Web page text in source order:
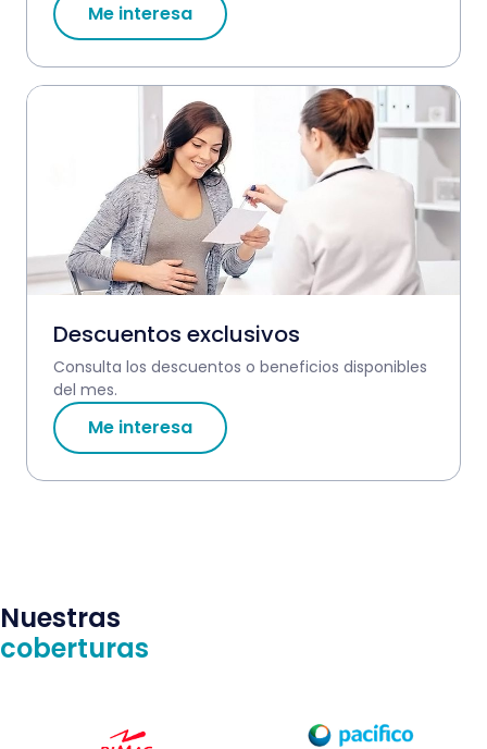
Me interesa
Descuentos exclusivos
Consulta los descuentos o beneficios disponibles
del mes.
Me interesa
Nuestras
coberturas